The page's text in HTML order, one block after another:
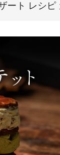
ート レシ